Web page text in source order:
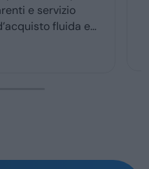
. Grazie davvero